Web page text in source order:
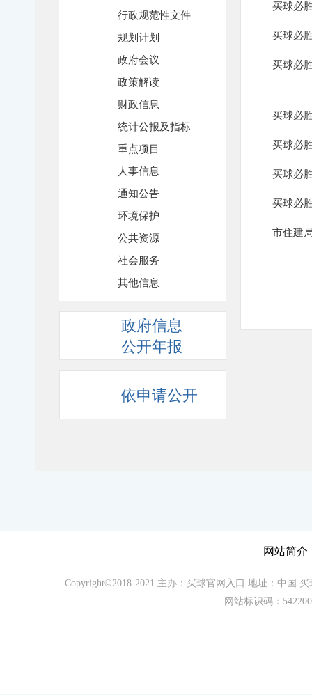
行政规范性文件
规划计划
政府会议
政策解读
财政信息
统计公报及指标
重点项目
人事信息
通知公告
环境保护
公共资源
社会服务
其他信息
政府信息
公开年报
依申请公开
买球必
买球必
买球必
买球必
买球必
买球必
买球必
市住建
网站简介
Copyright©2018-2021 主办：买球官网入口 地址：中国
网站标识码：